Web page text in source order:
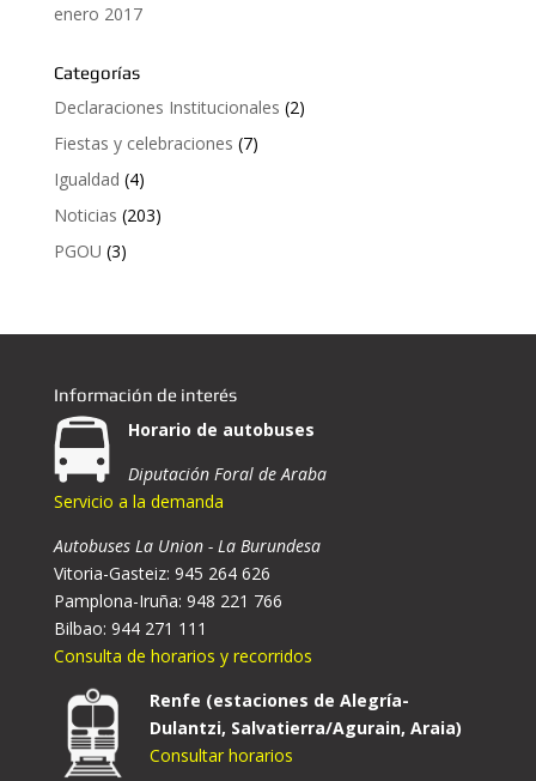
enero 2017
Categorías
Declaraciones Institucionales (2)
Fiestas y celebraciones (7)
Igualdad (4)
Noticias (203)
PGOU (3)
Información de interés
Horario de autobuses
Diputación Foral de Araba
Servicio a la demanda
Autobuses La Union - La Burundesa
Vitoria-Gasteiz: 945 264 626
Pamplona-Iruña: 948 221 766
Bilbao: 944 271 111
Consulta de horarios y recorridos
Renfe (estaciones de Alegría-
Dulantzi, Salvatierra/Agurain, Araia)
Consultar horarios